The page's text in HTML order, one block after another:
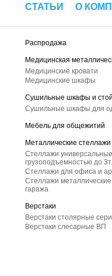
СТАТЬИ О
Распродажа
Медицинская
Медицинские кровати
Медицинские шкафы
Сушильные шкафы и
Сушильные шкафы для
Мебель для общежитий
Металлические стеллажи
Стеллажи
грузоподъемностью до 3т.
Стеллажи для офиса и
Стеллажи
гаража
Верстаки
Верстаки столярные
Верстаки слесарные ВП